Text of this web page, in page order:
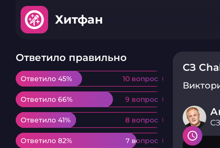
Хитфан
Ответило правильно
Ответило 45% 10 вопрос
Ответило 45% 10 вопрос
Ответило 66% 9 вопрос
Ответило 66% 9 вопрос
Ответило 41% 8 вопрос
Ответило 41% 8 вопрос
Ответило 82% 7 вопрос
Ответило 82% 7 вопрос
СЗ